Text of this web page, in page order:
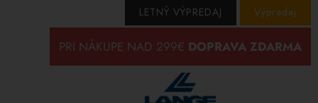
Výpredaj
LETNÝ VÝPREDAJ